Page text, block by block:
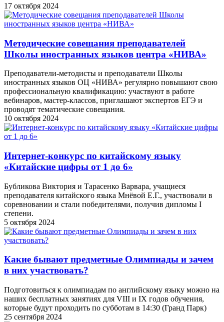
17 октября 2024
Методические совещания преподавателей
Школы иностранных языков центра «НИВА»
Преподаватели-методисты и преподаватели Школы
иностранных языков ОЦ «НИВА» регулярно повышают свою
профессиональную квалификацию: участвуют в работе
вебинаров, мастер-классов, приглашают экспертов ЕГЭ и
проводят тематические совещания.
10 октября 2024
Интернет-конкурс по китайскому языку
«Китайские цифры от 1 до 6»
Бубликова Виктория и Тарасенко Варвара, учащиеся
преподавателя китайского языка Мнёвой Е.Г., участвовали в
соревновании и стали победителями, получив дипломы I
степени.
5 октября 2024
Какие бывают предметные Олимпиады и зачем
в них участвовать?
Подготовиться к олимпиадам по английскому языку можно на
наших бесплатных занятиях для VIII и IX годов обучения,
которые будут проходить по субботам в 14:30 (Гранд Парк)
25 сентября 2024